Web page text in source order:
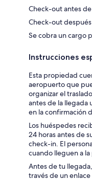
Check-out antes de
Check-out
Se cobra un cargo
Instrucciones
Esta propiedad
aeropuerto que
organizar el
antes de la llegada
en la confirmación
Los huéspedes
24 horas antes de
check-in. El
cuando lleguen a
Antes de tu
través de un